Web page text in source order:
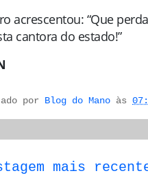
acrescentou: “Que
cantora do estado!”
por Blog do Mano às
mais